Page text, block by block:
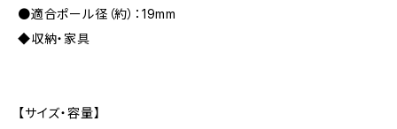
●適合ポール径（約）：19mm
◆収納・家具
【サイズ・容量】